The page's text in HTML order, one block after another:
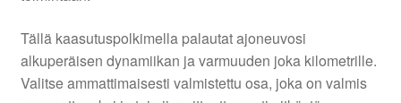
Tällä kaasutuspolkimella palautat ajoneuvosi
alkuperäisen dynamiikan ja varmuuden joka kilometrille.
Valitse ammattimaisesti valmistettu osa, joka on valmis